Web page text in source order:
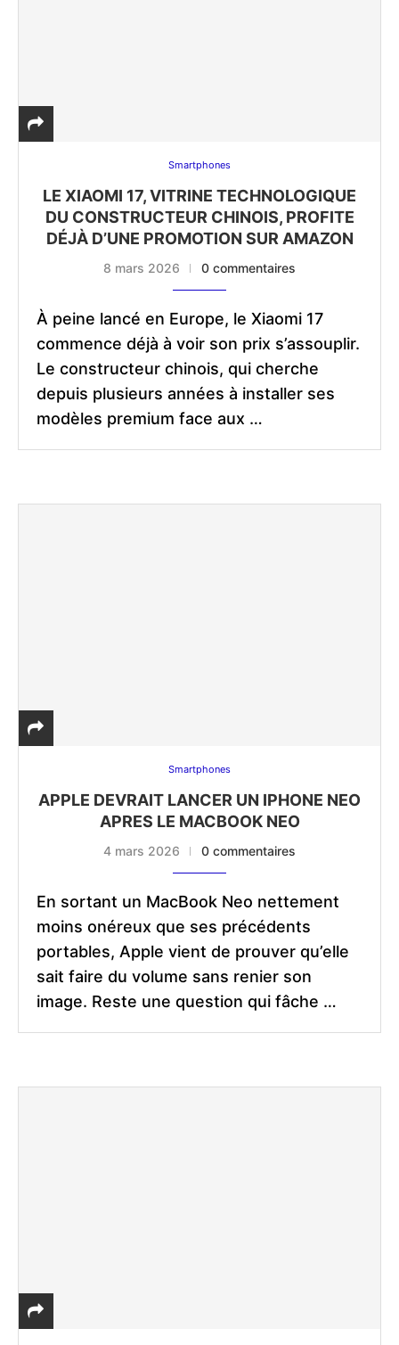
Smartphones
LE XIAOMI 17, VITRINE TECHNOLOGIQUE
DU CONSTRUCTEUR CHINOIS, PROFITE
DÉJÀ D’UNE PROMOTION SUR AMAZON
8 mars 2026 0 commentaires
À peine lancé en Europe, le Xiaomi 17
commence déjà à voir son prix s’assouplir.
Le constructeur chinois, qui cherche
depuis plusieurs années à installer ses
modèles premium face aux …
Smartphones
APPLE DEVRAIT LANCER UN IPHONE NEO
APRES LE MACBOOK NEO
4 mars 2026 0 commentaires
En sortant un MacBook Neo nettement
moins onéreux que ses précédents
portables, Apple vient de prouver qu’elle
sait faire du volume sans renier son
image. Reste une question qui fâche …